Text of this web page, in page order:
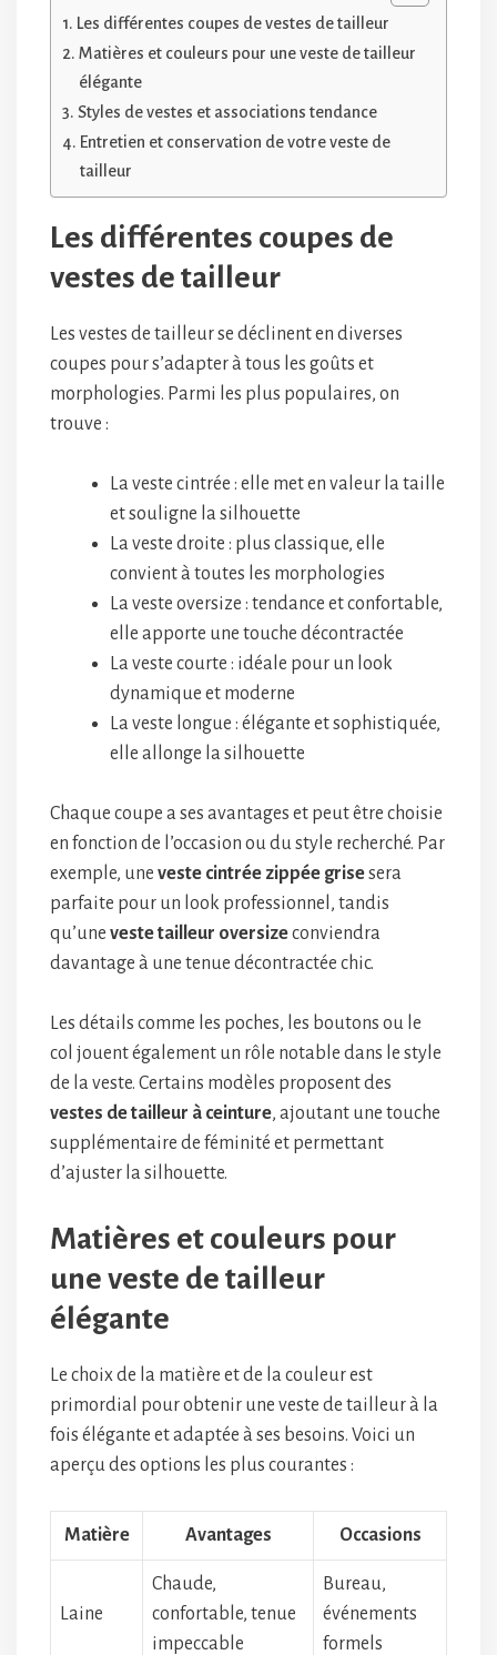
Les différentes coupes de vestes de tailleur
Matières et couleurs pour une veste de tailleur
élégante
Styles de vestes et associations tendance
Entretien et conservation de votre veste de
tailleur
Les différentes coupes de
vestes de tailleur
Les vestes de tailleur se déclinent en diverses
coupes pour s’adapter à tous les goûts et
morphologies. Parmi les plus populaires, on
trouve :
La veste cintrée : elle met en valeur la taille
et souligne la silhouette
La veste droite : plus classique, elle
convient à toutes les morphologies
La veste oversize : tendance et confortable,
elle apporte une touche décontractée
La veste courte : idéale pour un look
dynamique et moderne
La veste longue : élégante et sophistiquée,
elle allonge la silhouette
Chaque coupe a ses avantages et peut être choisie
en fonction de l’occasion ou du style recherché. Par
exemple, une veste cintrée zippée grisesera
parfaite pour un look professionnel, tandis
qu’une veste tailleur oversizeconviendra
davantage à une tenue décontractée chic.
Les détails comme les poches, les boutons ou le
col jouent également un rôle notable dans le style
de la veste. Certains modèles proposent des
vestes de tailleur à ceinture, ajoutant une touche
supplémentaire de féminité et permettant
d’ajuster la silhouette.
Matières et couleurs pour
une veste de tailleur
élégante
Le choix de la matière et de la couleur est
primordial pour obtenir une veste de tailleur à la
fois élégante et adaptée à ses besoins. Voici un
aperçu des options les plus courantes :
Matière Avantages Occasions
Laine
Chaude,
confortable, tenue
impeccable
Bureau,
événements
formels